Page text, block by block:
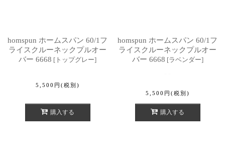
homspun ホームスパン 60/1フ
ライスクルーネックプルオー
バー 6668 [ トップグレー]
5,500 円 (税別)
購入する
homspun ホームスパン 60/1フ
ライスクルーネックプルオー
バー 6668 [ラベンダー]
5,500 円 (税別)
購入する